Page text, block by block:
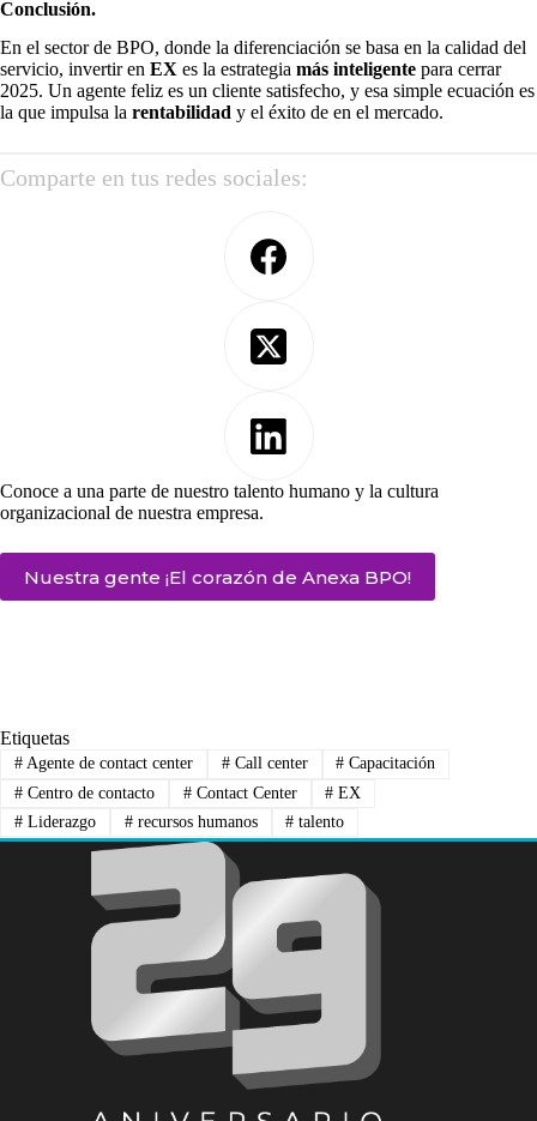
Conclusión.
En el sector de BPO, donde la diferenciación se basa en la calidad del
servicio, invertir en EX es la estrategia más inteligente para cerrar
2025. Un agente feliz es un cliente satisfecho, y esa simple ecuación es
la que impulsa la rentabilidad y el éxito de en el mercado.
Comparte en tus redes sociales:
Conoce a una parte de nuestro talento humano y la cultura
organizacional de nuestra empresa.
Nuestra gente ¡El corazón de Anexa BPO!
Etiquetas
#Agente de contact center #Call center # Capacitación
#Centro de contacto #Contact Center # EX
#Liderazgo #recursos humanos # talento